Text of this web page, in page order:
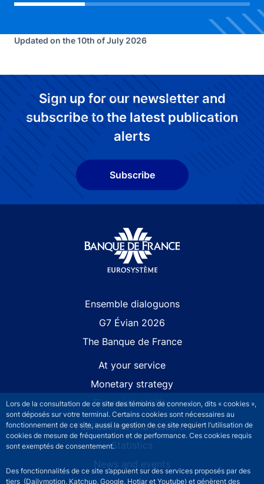
Lors de la consultation de ce site des témoins de connexion, dits « cookies »,
sont déposés sur votre terminal. Certains cookies sont nécessaires au
fonctionnement de ce site, aussi la gestion de ce site requiert l’utilisation de
cookies de mesure de fréquentation et de performance. Ces cookies requis
sont exemptés de consentement.
Des fonctionnalités de ce site s’appuient sur des services proposés par des
tiers (Dailymotion, Katchup, Google, Hotjar et Youtube) et génèrent des
Updated on the 10th of July 2026
Sign up for our newsletter and
subscribe to the latest publication
alerts
Subscribe
Ensemble dialoguons
G7 Évian 2026
The Banque de France
At your service
Monetary strategy
Financial stability
Publications and research
Statistics
News and events